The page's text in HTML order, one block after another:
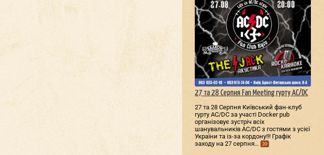
27 та 28 Серпня Fan Meeting гурту AC/DС
27 та 28 Серпня Київський фан-клуб
гурту AC/DС за участі Docker pub
організовує зустріч всіх
шанувальників AC/DС з гостями з усієї
України та із-за кордону!!! Графік
заходу на 27 серпня…